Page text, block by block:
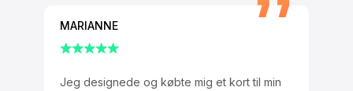
MARIANNE
Jeg designede og købte mig et kort til min